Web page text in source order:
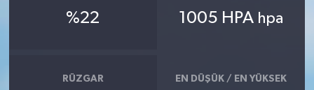
%22 1005 HPA hpa
RÜZGAR EN DÜŞÜK / EN YÜKSEK